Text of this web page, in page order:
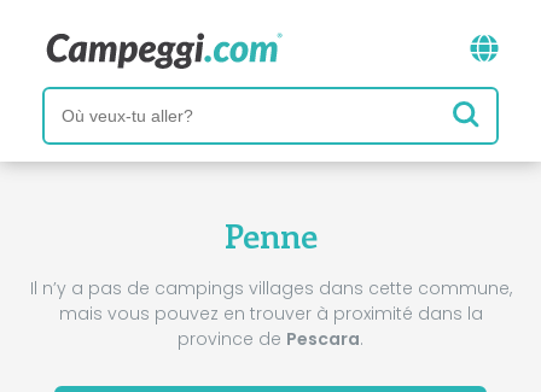
Penne
Il n’y a pas de campings villages dans cette commune,
mais vous pouvez en trouver à proximité dans la
province de Pescara.